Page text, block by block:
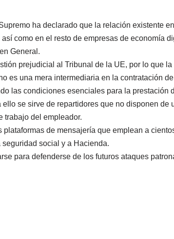
ha declarado que la relación existente
como en el resto de empresas de economía
General.
prejudicial al Tribunal de la UE, por lo que
es una mera intermediaria en la contratación
las condiciones esenciales para la
se sirve de repartidores que no disponen
trabajo del empleador.
de mensajería que emplean a
social y a Hacienda.
para defenderse de los futuros ataques